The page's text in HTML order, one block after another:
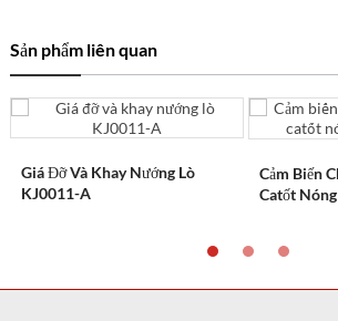
Sản phẩm liên quan
Giá Đỡ Và Khay Nướng Lò
KJ0011-A
Cảm Biến
Catốt